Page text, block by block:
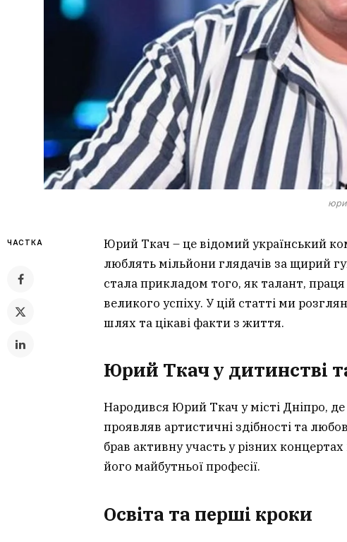
ЧАСТКА
Юрий Ткач – це відомий український
люблять мільйони глядачів за щирий
стала прикладом того, як талант,
великого успіху. У цій статті ми
шлях та цікаві факти з життя.
Юрий Ткач у дитинстві
Народився Юрий Ткач у місті Дніпро, де
проявляв артистичні здібності та
брав активну участь у різних
його майбутньої професії.
Освіта та перші кроки